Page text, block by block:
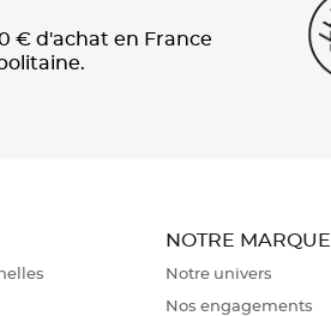
€ d'achat en France
NOTRE MARQUE
Notre univers
Nos engagements